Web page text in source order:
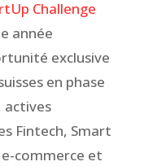
Challenge
année
exclusive
en phase
actives
Fintech, Smart
commerce et